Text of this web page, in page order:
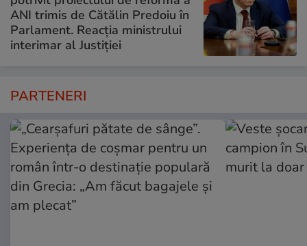
ANI trimis de Cătălin Predoiu în
Parlament. Reacția ministrului
interimar al Justiției
PARTENERI